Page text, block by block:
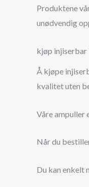
Produktene
unødvendig
kjøp
Å kjøpe
kvalitet uten
Våre ampuller
Når du
Du kan enkelt